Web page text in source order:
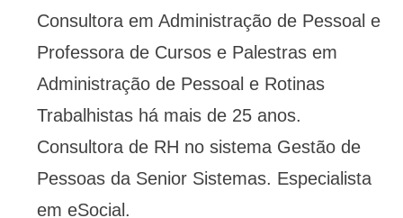
Consultora em Administração de Pessoal e
Professora de Cursos e Palestras em
Administração de Pessoal e Rotinas
Trabalhistas há mais de 25 anos.
Consultora de RH no sistema Gestão de
Pessoas da Senior Sistemas. Especialista
em eSocial.